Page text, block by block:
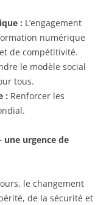
: L’engagement
numérique
de compétitivité.
le modèle social
tous.
: Renforcer les
une urgence de
le changement
de la sécurité et